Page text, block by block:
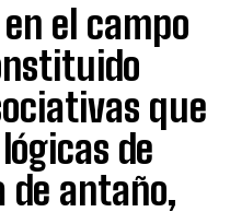
el campo
que
de
de antaño,